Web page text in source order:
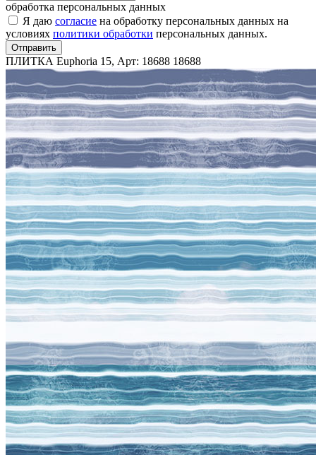
обработка персональных данных
Я даю согласие на обработку персональных данных на
условиях политики обработки персональных данных.
Отправить
ПЛИТКА Euphoria 15, Арт: 18688 18688